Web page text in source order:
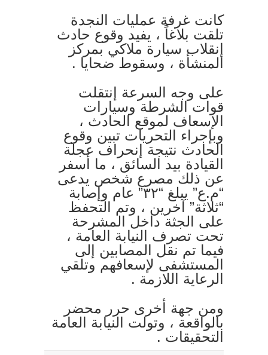
كانت غرفة عمليات النجدة
تلقت بلاغاً ، يفيد وقوع حادث
إنقلاب سيارة ملاكي بمركز
المنشأة ، وسقوط ضحايا .
على وجه السرعة إنتقلت
قوات الشرطة وسيارات
الإسعاف لموقع الحادث ،
وبإجراء التحريات تبين وقوع
الحادث نتيجة إنحراف عجلة
القيادة بيد السائق ، ما أسفر
عن ذلك مصرع شخص يدعى
“م.ع” يبلغ “٣٢” عام وإصابة
“ثلاثة” آخرين ، وتم التحفظ
على الجثة داخل المشرحة
تحت تصرف النيابة العامة ،
فيما تم نقل المصابين إلى
المستشفى لإسعافهم وتلقي
الرعاية اللازمة .
ومن جهة أخرى حرر محضر
بالواقعة ، وتولت النيابة العامة
التحقيقات .